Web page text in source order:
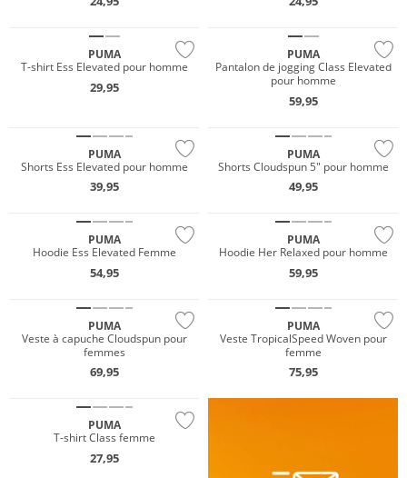
PUMA
T-shirt Ess Elevated pour homme
29,95
PUMA
Pantalon de jogging Class Elevated
pour homme
59,95
PUMA
Shorts Ess Elevated pour homme
39,95
PUMA
Shorts Cloudspun 5" pour homme
49,95
PUMA
Hoodie Ess Elevated Femme
54,95
PUMA
Hoodie Her Relaxed pour homme
59,95
PUMA
Veste à capuche Cloudspun pour
femmes
69,95
PUMA
Veste TropicalSpeed Woven pour
femme
75,95
PUMA
T-shirt Class femme
27,95